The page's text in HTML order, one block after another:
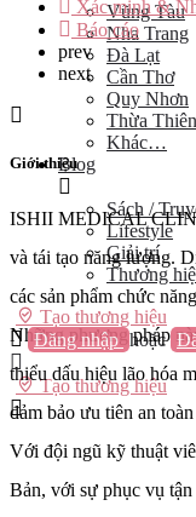
Vũng Tàu
Nha Trang
Đà Lạt
Cần Thơ
Quy Nhơn
Thừa
Khác…
Blog
Sách /
Lifestyle
Giải trí
Thương
Tạo thương hiệu
Đăng nhập hoặc
Tạo thương hiệu
Xác minh &
Báo cáo
prev
next
Giới thiệu
ISHII MEDICAL
và tái tạo năng lượng.
các sản phẩm chức
Những phương pháp
thiểu dấu hiệu lão hóa
đảm bảo ưu tiên an
Với đội ngũ kỹ thuật
Bản, với sự phục vụ